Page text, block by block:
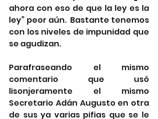
ahora con eso de que la ley es la
ley” peor aún.  Bastante tenemos
con los niveles de impunidad que
se agudizan.
Parafraseando el mismo
comentario que usó
lisonjeramente el mismo
Secretario Adán Augusto en otra
de sus ya varias pifias que se le